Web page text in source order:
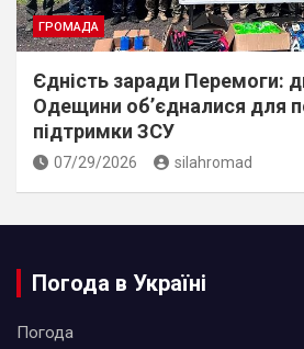
ГРОМАДА
Єдність заради Перемоги:
Одещини об’єдналися для
підтримки ЗСУ
07/29/2026 silahromad
Погода в Україні
Погода